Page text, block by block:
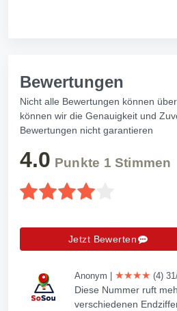
Bewertungen
Nicht alle Bewertungen können
können wir die Genauigkeit und
Bewertungen nicht garantieren
4.0 Punkte 1 Stimmen
Jetzt Bewerten
Anonym ★★★★ (4)
Diese Nummer ruft
verschiedenen